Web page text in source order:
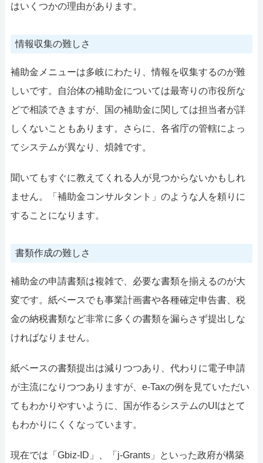
はいくつかの理由があります。
情報収集の難しさ
補助金メニューは多岐にわたり、情報を収集するのが難
しいです。自治体の補助金については最寄りの市役所な
どで相談できますが、国の補助金に関しては担当者が詳
しくないこともあります。さらに、各省庁の管轄によっ
てシステムが異なり、煩雑です。
聞いてもすぐに教えてくれる人が見つからないかもしれ
ません。「補助金コンサルタント」のような人を頼りに
することになります。
書類作成の難しさ
補助金の申請書類は複雑で、必要な書類を揃えるのが大
変です。紙ベースでも事業計画書や各種確定申告書、税
金の納税書類など非常に多くの書類を漏らさず提出しな
ければなりません。
紙ベースの書類提出は減りつつあり、代わりに電子申請
が主流になりつつありますが、e-Taxの例を見ていただい
てもわかりやすいように、国が作るシステムのUIはとて
もわかりにくくなっています。
現在では「Gbiz-ID」、「j-Grants」といった政府が構築